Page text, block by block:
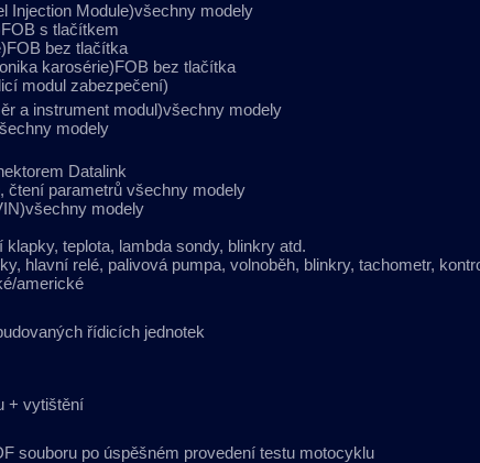
Injection Module)všechny modely
s tlačítkem
bez tlačítka
karosérie)FOB bez tlačítka
modul zabezpečení)
a instrument modul)všechny modely
modely
Datalink
čtení parametrů všechny modely
modely
teplota, lambda sondy, blinkry atd.
hlavní relé, palivová pumpa, volnoběh, blinkry, tachometr,
americké
řídicích jednotek
+ vytištění
souboru po úspěšném provedení testu motocyklu